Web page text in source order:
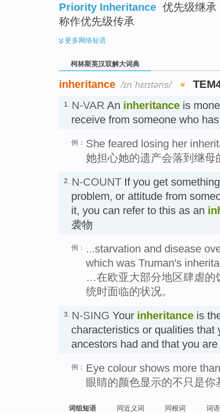
Priority Inheritance 优先级继承
称作优先级传承
更多网络短语
柯林斯英汉双解大词典
inheritance /ɪnˈhɛrɪtəns/
1. N-VAR An inheritance is
receive from someone who
例： She feared losing her
她担心她的遗产会落到继母
2. N-COUNT If you get
problem, or attitude from
it, you can refer to this as an
袭物
例：
...starvation and disease
which was Truman's
…在欧亚大部分地区肆虐的
统时面临的状况。
3. N-SING Your inheritance is
characteristics or qualities that
ancestors had and that you
例： Eye colour shows more
眼睛的颜色显示的不只是
词组短语 同近义词 同根词 词